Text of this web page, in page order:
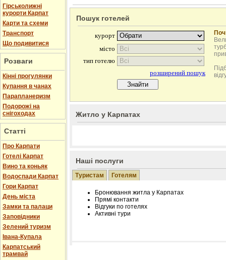
Гірськолижні
курорти Карпат
Карти та схеми
Транспорт
Що подивитися
Розваги
Кінні прогулянки
Купання в чанах
Парапланеризм
Подорожі на
снігоходах
Статті
Про Карпати
Готелі Карпат
Вино та коньяк
Водоспади Карпат
Гори Карпат
День міста
Замки та палаци
Заповідники
Зелений туризм
Івана-Купала
Карпатський
трамвай
Пошук готелей
Житло у Карпатах
Наші послуги
Туристам Готелям
Бронювання житла у Карпатах
Прямі контакти
Відгуки по готелях
Активні тури